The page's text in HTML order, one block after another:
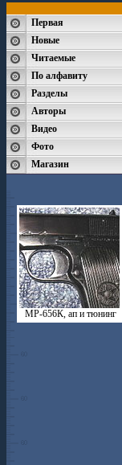
Первая
Новые
Читаемые
По алфавиту
Разделы
Авторы
Видео
Фото
Магазин
МР-656К, ап и тюнинг